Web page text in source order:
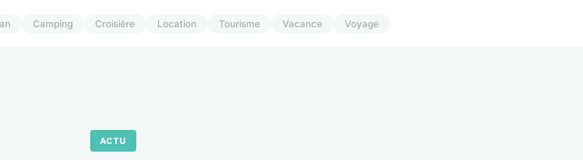
Camping Croisière Location Tourisme Vacance Voyage
ACTU